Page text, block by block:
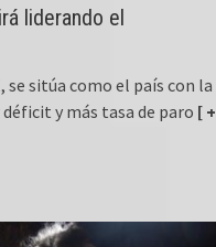
liderando el
se sitúa como el país con la
y más tasa de paro [ +